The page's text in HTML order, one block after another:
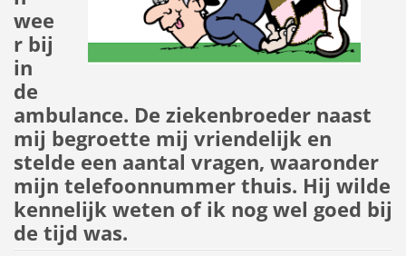
wee
r bij
in
de
ambulance. De ziekenbroeder naast
mij begroette mij vriendelijk en
stelde een aantal vragen, waaronder
mijn telefoonnummer thuis. Hij wilde
kennelijk weten of ik nog wel goed bij
de tijd was.